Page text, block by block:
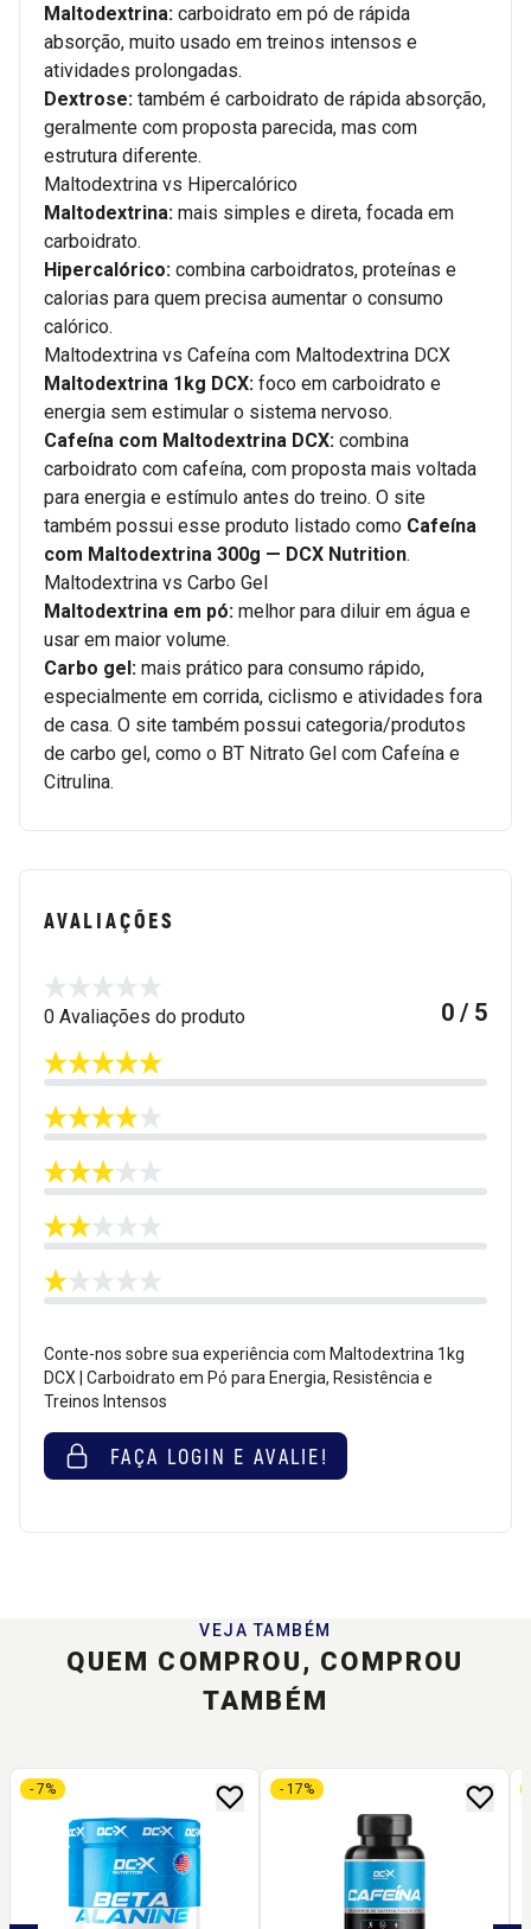
Maltodextrina: carboidrato em pó de rápida
absorção, muito usado em treinos intensos e
atividades prolongadas.
Dextrose: também é carboidrato de rápida absorção,
geralmente com proposta parecida, mas com
estrutura diferente.
Maltodextrina vs Hipercalórico
Maltodextrina: mais simples e direta, focada em
carboidrato.
Hipercalórico: combina carboidratos, proteínas e
calorias para quem precisa aumentar o consumo
calórico.
Maltodextrina vs Cafeína com Maltodextrina DCX
Maltodextrina 1kg DCX: foco em carboidrato e
energia sem estimular o sistema nervoso.
Cafeína com Maltodextrina DCX: combina
carboidrato com cafeína, com proposta mais voltada
para energia e estímulo antes do treino. O site
também possui esse produto listado como Cafeína
com Maltodextrina 300g — DCX Nutrition.
Maltodextrina vs Carbo Gel
Maltodextrina em pó: melhor para diluir em água e
usar em maior volume.
Carbo gel: mais prático para consumo rápido,
especialmente em corrida, ciclismo e atividades fora
de casa. O site também possui categoria/produtos
de carbo gel, como o BT Nitrato Gel com Cafeína e
Citrulina.
AVALIAÇÕES
0 Avaliações do produto 0 / 5
Conte-nos sobre sua experiência com Maltodextrina 1kg
DCX | Carboidrato em Pó para Energia, Resistência e
Treinos Intensos
FAÇA LOGIN E AVALIE!
VEJA TAMBÉM
QUEM COMPROU, COMPROU
TAMBÉM
- 7% - 17%